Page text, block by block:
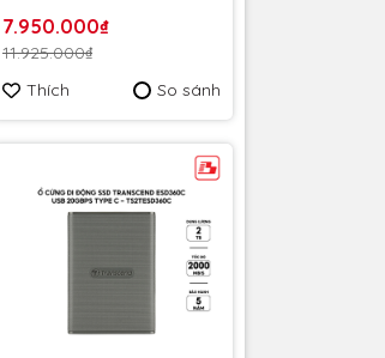
SDSSDE30-2T00-G25F
màu vàng- Bảo hành 3
năm
7.950.000₫
11.925.000₫
Thích
So sánh